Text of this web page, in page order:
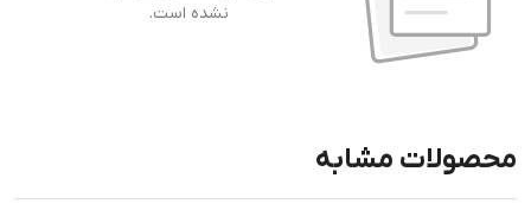
نشده است.
محصولات مشابه